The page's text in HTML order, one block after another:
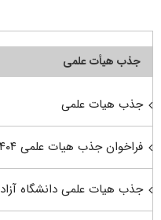
جذب هیأت علمی
جذب هیات علمی
فراخوان جذب هیات علمی ۱۴۰۴
جذب هیات علمی دانشگاه آزاد